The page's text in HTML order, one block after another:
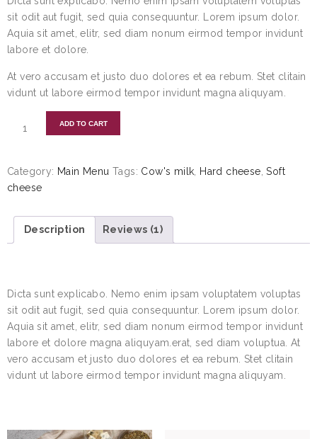
customer
rating
sit odit aut fugit, sed quia consequuntur. Lorem ipsum dolor.
Aquia sit amet, elitr, sed diam nonum eirmod tempor invidunt
labore et dolore.
At vero accusam et justo duo dolores et ea rebum. Stet clitain
vidunt ut labore eirmod tempor invidunt magna aliquyam.
ADD TO CART
Category: Main Menu Tags: Cow's milk Hard cheese ,Soft
cheese
Description Reviews (1)
Dicta sunt explicabo. Nemo enim ipsam voluptatem voluptas
sit odit aut fugit, sed quia consequuntur. Lorem ipsum dolor.
Aquia sit amet, elitr, sed diam nonum eirmod tempor invidunt
labore et dolore magna aliquyam.erat, sed diam voluptua. At
vero accusam et justo duo dolores et ea rebum. Stet clitain
vidunt ut labore eirmod tempor invidunt magna aliquyam.